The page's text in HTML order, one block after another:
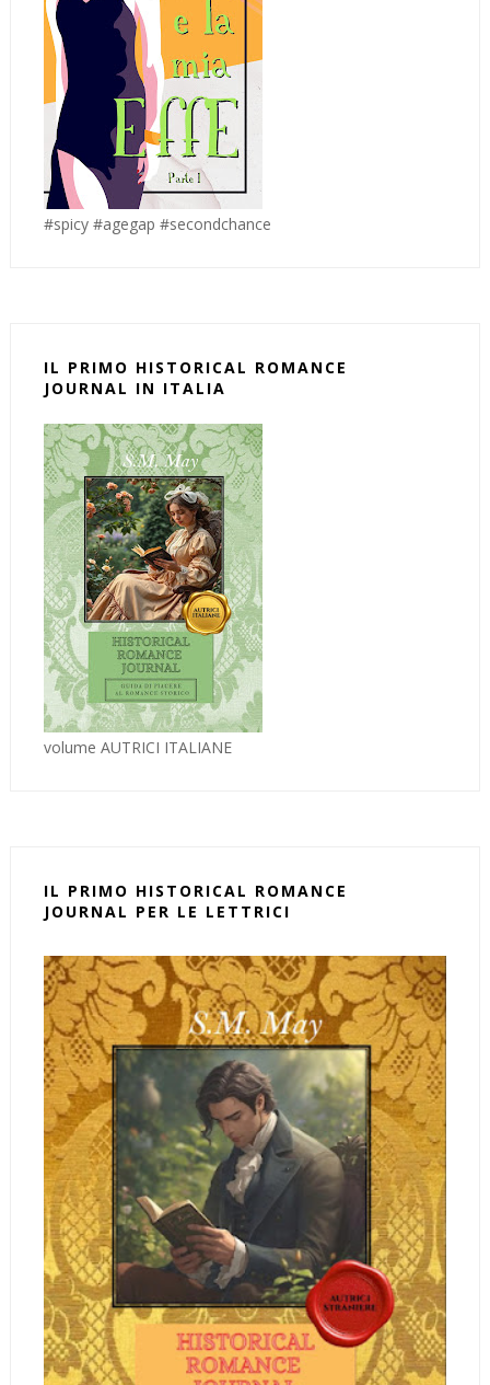
#spicy #agegap #secondchance
IL PRIMO HISTORICAL ROMANCE
JOURNAL IN ITALIA
volume AUTRICI ITALIANE
IL PRIMO HISTORICAL ROMANCE
JOURNAL PER LE LETTRICI